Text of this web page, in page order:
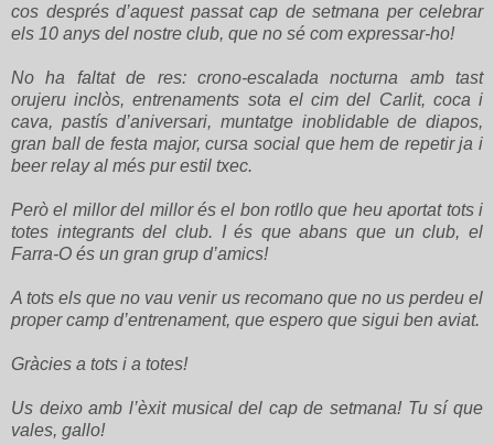
cos després d’aquest passat cap de setmana per celebrar
els 10 anys del nostre club, que no sé com expressar-ho!
No ha faltat de res: crono-escalada nocturna amb tast
orujeru inclòs, entrenaments sota el cim del Carlit, coca i
cava, pastís d’aniversari, muntatge inoblidable de diapos,
gran ball de festa major, cursa social que hem de repetir ja i
beer relay al més pur estil txec.
Però el millor del millor és el bon rotllo que heu aportat tots i
totes integrants del club. I és que abans que un club, el
Farra-O és un gran grup d’amics!
A tots els que no vau venir us recomano que no us perdeu el
proper camp d’entrenament, que espero que sigui ben aviat.
Gràcies a tots i a totes!
Us deixo amb l’èxit musical del cap de setmana! Tu sí que
vales, gallo!